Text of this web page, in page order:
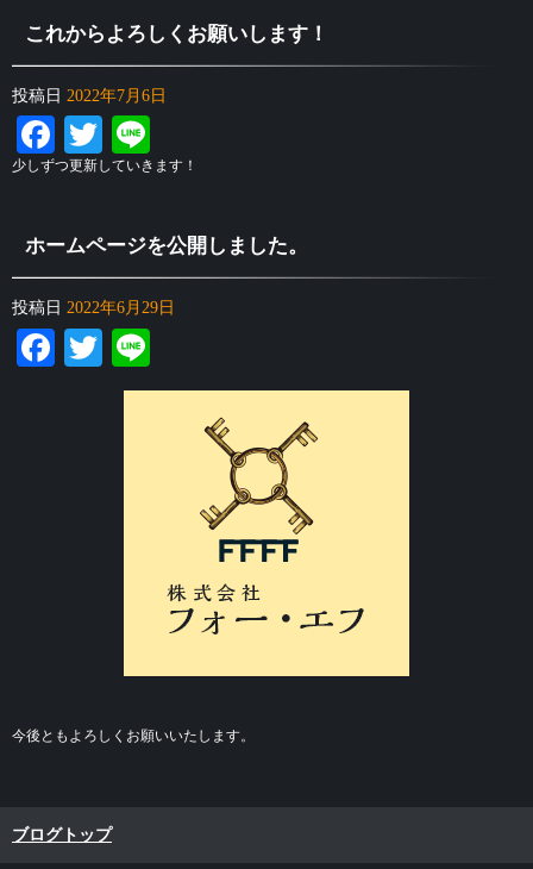
これからよろしくお願いします！
投稿日 2022年7月6日
Facebook
Twitter
少しずつ更新していきます！
ホームページを公開しました。
投稿日 2022年6月29日
Facebook
Twitter
今後ともよろしくお願いいたします。
ブログトップ